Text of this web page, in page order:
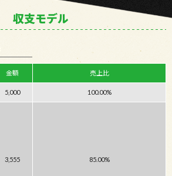
収支モデル
金額 売上比
5,000 100.00%
3,555 85.00%